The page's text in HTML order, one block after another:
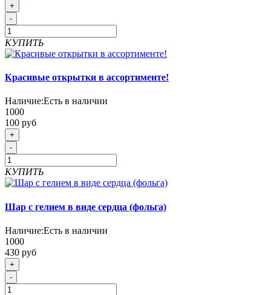
+
-
КУПИТЬ
Красивые открытки в ассортименте!
Наличие:Есть в наличии
1000
100 руб
+
-
КУПИТЬ
Шар с гелием в виде сердца (фольга)
Наличие:Есть в наличии
1000
430 руб
+
-